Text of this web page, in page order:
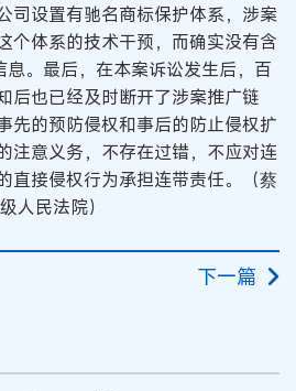
司设置有驰名商标保护体系，涉案
个体系的技术干预，而确实没有含
息。最后，在本案诉讼发生后，百
后也已经及时断开了涉案推广链
先的预防侵权和事后的防止侵权扩
注意义务，不存在过错，不应对连
直接侵权行为承担连带责任。（蔡
人民法院）
下一篇